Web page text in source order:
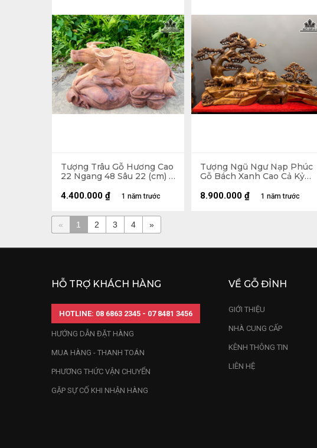
Tượng Trâu Gỗ Hương Cao
22 Ngang 48 Sâu 22 (cm) -
1 năm trước
4.400.000 ₫
Tượng Ngũ Ngư Nạp Phúc
Gỗ Bách Xanh Cao Cả Kỷ
Cao 11 (cm)
1 năm trước
8.900.000 ₫
« 1 2 3 4 »
HỖ TRỢ KHÁCH HÀNG
HOTLINE: 08 6863 2345 - 07 8481 3456
HƯỚNG DẪN ĐẶT HÀNG
MUA HÀNG - THANH TOÁN
PHƯƠNG THỨC VẬN CHUYỂN
GẶP SỰ CỐ KHI NHẬN HÀNG
VỀ GỖ ĐỈNH
GIỚI THIỆU
NHÀ CUNG CẤP
KÊNH THÔNG TIN
LIÊN HỆ